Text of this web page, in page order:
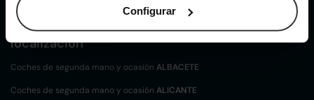
Configurar
Coches desegunda mano y ocasión por
localización
Coches de segunda mano y ocasión ALBACETE
Coches de segunda mano y ocasión ALICANTE